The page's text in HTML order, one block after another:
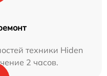
техники Hiden
2 часов.